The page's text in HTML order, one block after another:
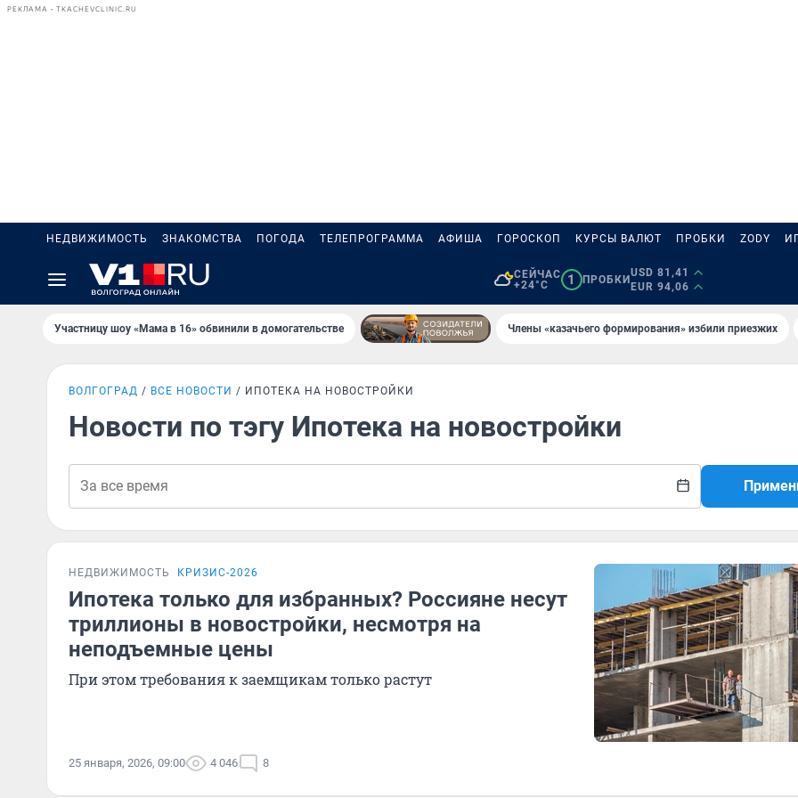
РЕКЛАМА • TKACHEVCLINIC.RU
НЕДВИЖИМОСТЬ ЗНАКОМСТВА ПОГОДА ТЕЛЕПРОГРАММА АФИША ГОРОСКОП КУРСЫ ВАЛЮТ ПРОБКИ ZODY
СЕЙЧАС
+24°C
1 ПРОБКИ
USD 81,41
EUR 94,06
Участницу шоу «Мама в 16» обвинили в домогательстве Члены «казачьего формирования» избили приезжих
ВОЛГОГРАД ВСЕ НОВОСТИ ИПОТЕКА НА НОВОСТРОЙКИ
Новости по тэгу Ипотека на новостройки
НЕДВИЖИМОСТЬ КРИЗИС-2026
Ипотека только для избранных? Россияне несут
триллионы в новостройки, несмотря на
неподъемные цены
При этом требования к заемщикам только растут
25 января, 2026, 09:00 4 046 8